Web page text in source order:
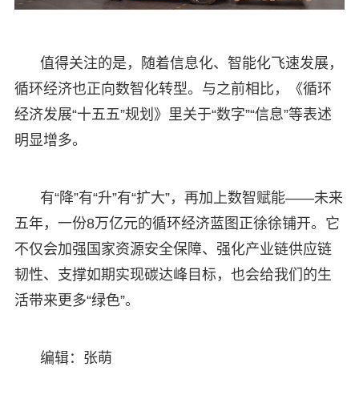
值得关注的是，随着信息化、智能化飞速发展，
循环经济也正向数智化转型。与之前相比，《循环
经济发展“十五五”规划》里关于“数字”“信息”等表述
明显增多。
有“降”有“升”有“扩大”，再加上数智赋能——未来
五年，一份8万亿元的循环经济蓝图正徐徐铺开。它
不仅会加强国家资源安全保障、强化产业链供应链
韧性、支撑如期实现碳达峰目标，也会给我们的生
活带来更多“绿色”。
编辑：张萌